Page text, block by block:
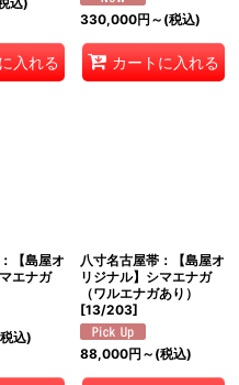
入れる
330,000円 ～ (税込)
カートに入れる
【島屋オ
エナガ
込)
八寸名古屋帯：【島屋オ
リジナル】シマエナガ
（ワルエナガあり）
[13/203]
88,000円 ～ (税込)